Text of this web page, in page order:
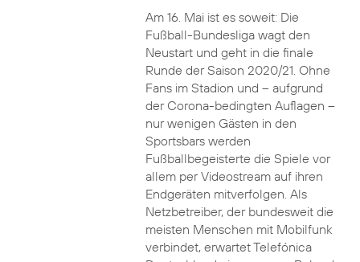
Am 16. Mai ist es soweit: Die
Fußball-Bundesliga wagt den
Neustart und geht in die finale
Runde der Saison 2020/21. Ohne
Fans im Stadion und – aufgrund
der Corona-bedingten Auflagen –
nur wenigen Gästen in den
Sportsbars werden
Fußballbegeisterte die Spiele vor
allem per Videostream auf ihren
Endgeräten mitverfolgen. Als
Netzbetreiber, der bundesweit die
meisten Menschen mit Mobilfunk
verbindet, erwartet Telefónica